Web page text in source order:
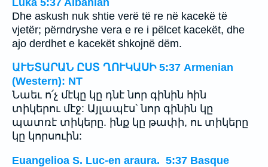
Dhe askush nuk shtie verë të re në kacekë të
vjetër; përndryshe vera e re i pëlcet kacekët, dhe
ajo derdhet e kacekët shkojnë dëm.
ԱՒԵՏԱՐԱՆ ԸՍՏ ՂՈՒԿԱՍԻ 5:37 Armenian
(Western): NT
Նաեւ ո՛չ մէկը կը դնէ նոր գինին հին
տիկերու մէջ: Այլապէս՝ նոր գինին կը
պատռէ տիկերը. ինք կը թափի, ու տիկերը
կը կորսուին:
Euangelioa S. Luc-en araura. 5:37 Basque